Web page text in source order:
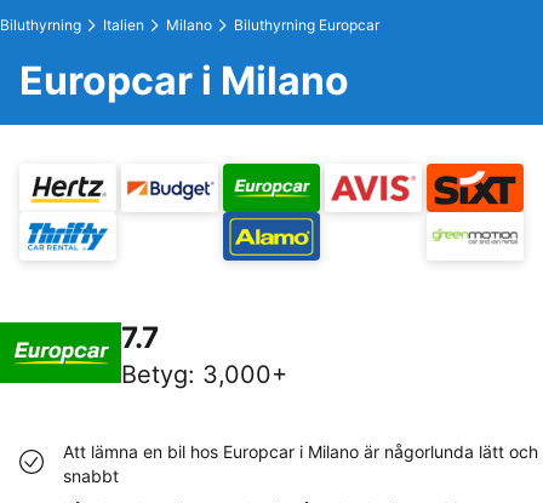
Biluthyrning Italien Milano Biluthyrning Europcar
Europcar i Milano
7.7
Betyg: 3,000+
Att lämna en bil hos Europcar i Milano är någorlunda lätt och
snabbt